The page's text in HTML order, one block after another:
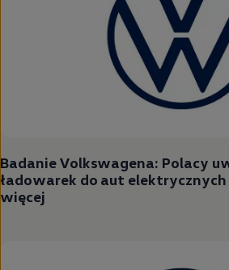
Badanie Volkswagena: Polacy
ładowarek do aut
więcej